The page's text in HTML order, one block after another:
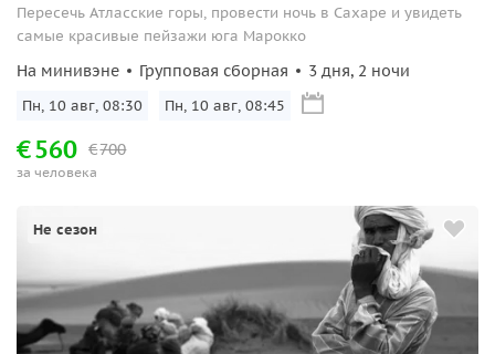
Пересечь Атласские горы, провести ночь в Сахаре и увидеть
самые красивые пейзажи юга Марокко
На минивэне Групповая сборная 3 дня, 2 ночи
Пн, 10 авг, 08:30 Пн, 10 авг, 08:45
€700
€560
за человека
Не сезон
Мы используем cookie, чтобы поиск экскурсий был
удобным для вас. Оставаясь на сайте, вы принимаете
условия